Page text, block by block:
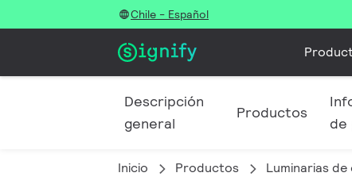
Chile - Español
Descripción
general
Productos
de
Inicio Productos Luminarias